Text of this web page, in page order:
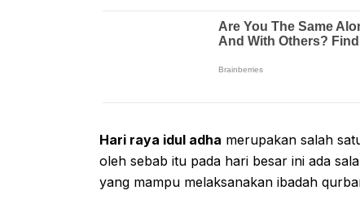
Hari raya idul adha merupakan salah
oleh sebab itu pada hari besar ini ada
yang mampu melaksanakan ibadah